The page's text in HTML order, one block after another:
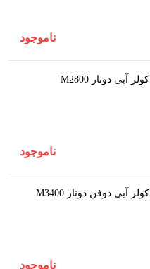
ناموجود
کولر آبی دونار M2800
ناموجود
کولر آبی دوفن دونار M3400
ناموجود